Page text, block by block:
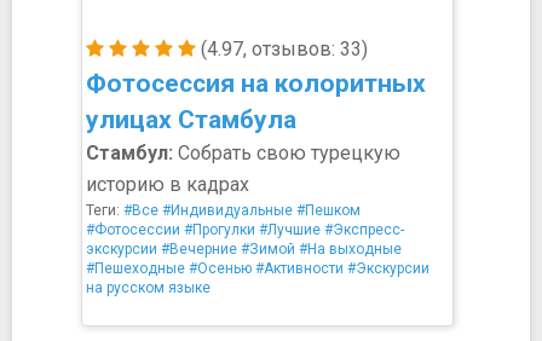
(4.97, отзывов: 33)
Фотосессия на колоритных
улицах Стамбула
Стамбул: Собрать свою турецкую
историю в кадрах
Теги: #Все #Индивидуальные #Пешком
#Фотосессии #Прогулки #Лучшие #Экспресс-
экскурсии #Вечерние #Зимой #На выходные
#Пешеходные #Осенью #Активности #Экскурсии
на русском языке